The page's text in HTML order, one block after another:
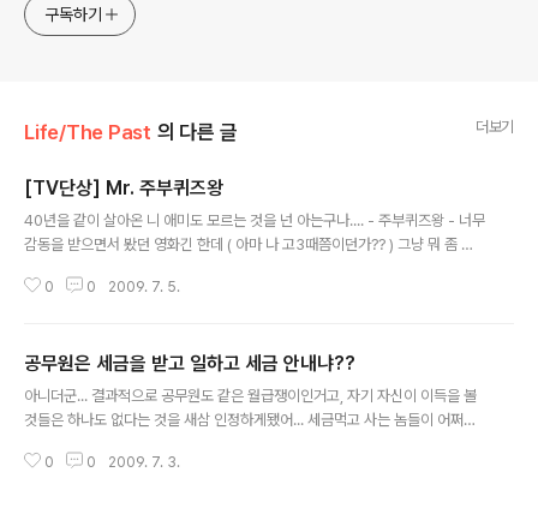
구독하기
Life/The Past 의 다른 글 더보기
[TV단상] Mr. 주부퀴즈왕
40년을 같이 살아온 니 애미도 모르는 것을 넌 아는구나.... - 주부퀴즈왕 - 너무
감동을 받으면서 봤던 영화긴 한데 ( 아마 나 고3때쯤이던가?? ) 그냥 뭐 좀 히
웃긴 영화야.... 할거면 제대로 해라! 라는 한마디와, 자신이 하고 있는 일에 대해
녀보면서 그냥 저냥 회사 당기는 놈이랑 있어... 누가 우월해??? 결국엔 웃는자
가 웃는거라고?? 만약 조진만위가 대기업 출신정도 아니면 티비 주부왕 먹을 수
있었을가??? 결국엔 좆도 아닌 것들은 좆도 아..
0 0 2009. 7. 5.
공무원은 세금을 받고 일하고 세금 안내냐??
아니더군... 결과적으로 공무원도 같은 월급쟁이인거고, 자기 자신이 이득을 볼
것들은 하나도 없다는 것을 새삼 인정하게됐어... 세금먹고 사는 놈들이 어쩌구
이며, 그 세금을 허투로 하지 않도록 내부적으로 냉정하고 올바르게 운용하고,
0 0 2009. 7. 3.